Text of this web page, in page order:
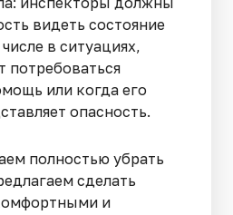
видеть состояние
в ситуациях,
потребоваться
или когда его
опасность.
полностью убрать
сделать
и